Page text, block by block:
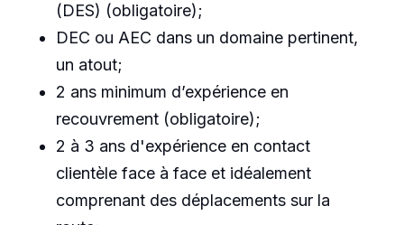
(DES) (obligatoire);
DEC ou AEC dans un domaine pertinent,
un atout;
2 ans minimum d’expérience en
recouvrement (obligatoire);
2 à 3 ans d'expérience en contact
clientèle face à face et idéalement
comprenant des déplacements sur la